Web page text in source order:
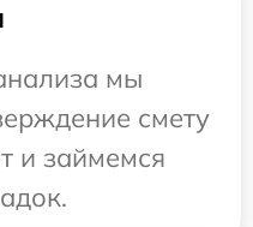
мы
смету
и займемся